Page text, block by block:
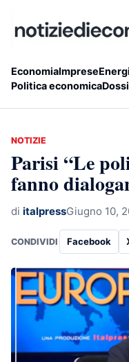
EconomiaImprese
Politica economica
NOTIZIE
Parisi “Le
fanno
di italpressGiugno 10,
CONDIVIDI Facebook